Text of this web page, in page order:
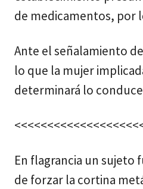
de medicamentos, por
Ante el señalamiento
lo que la mujer
determinará lo
En flagrancia un sujeto
de forzar la cortina